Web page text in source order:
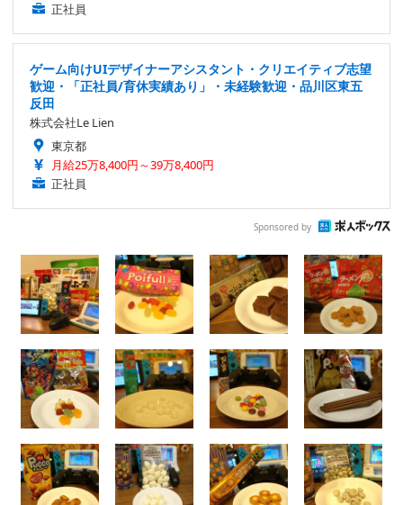
正社員
ゲーム向けUIデザイナーアシスタント・クリエイティブ志望
歓迎・「正社員/育休実績あり」・未経験歓迎・品川区東五
反田
株式会社Le Lien
東京都
月給25万8,400円～39万8,400円
正社員
Sponsored by